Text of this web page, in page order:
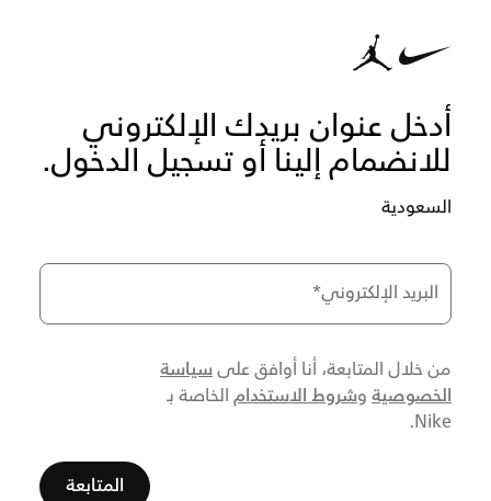
أدخل عنوان بريدك الإلكتروني
للانضمام إلينا أو تسجيل الدخول.
السعودية
البريد الإلكتروني*
من خلال المتابعة، أنا أوافق علىسياسة
الخصوصية وشروط الاستخدام الخاصة بـ
Nike.
المتابعة